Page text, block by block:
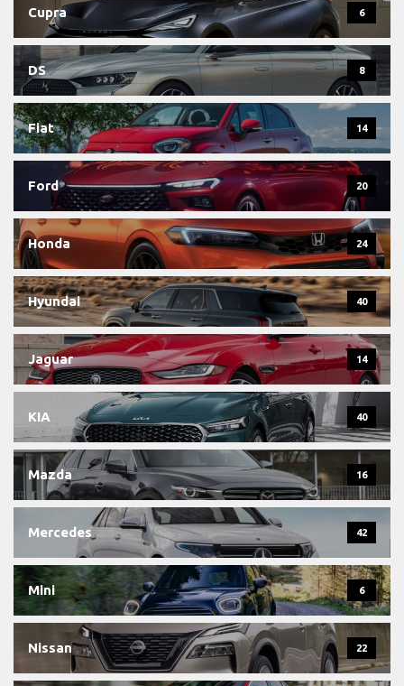
Cupra 6
DS 8
Fiat 14
Ford 20
Honda 24
Hyundai 40
Jaguar 14
KIA 40
Mazda 16
Mercedes 42
Mini 6
Nissan 22